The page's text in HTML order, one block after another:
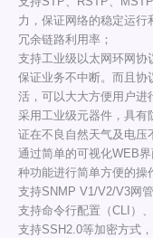
力，保证网络的稳定运行
冗余链路利用率；
支持工业级以太网环网协
保证业务不中断。而且协
活，可以大大方便用户进
采用工业级元器件，具有
证在不良自然天气及电压
通过简单的可视化WEB
种功能进行简单方便的操
支持SNMP V1/V2/V3网
支持命令行配置（CLI）
支持SSH2.0等加密方式